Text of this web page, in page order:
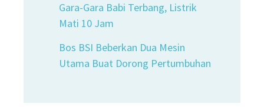
Gara-Gara Babi Terbang, Listrik
Mati 10 Jam
Bos BSI Beberkan Dua Mesin
Utama Buat Dorong Pertumbuhan